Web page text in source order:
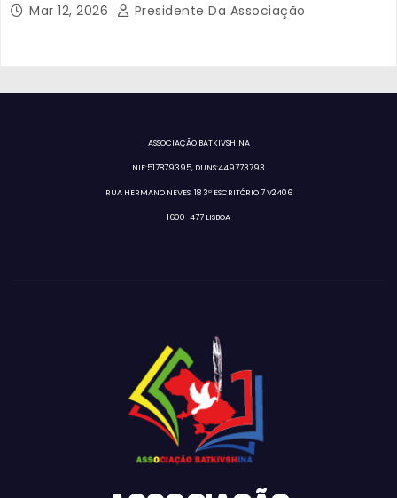
Mar 12, 2026 Presidente Da Associação
ASSOCIAÇÃO BATKIVSHINA
NIF:517879395, DUNS:449773793
RUA HERMANO NEVES, 18 3º ESCRITÓRIO 7 V2406
1600-477 LISBOA